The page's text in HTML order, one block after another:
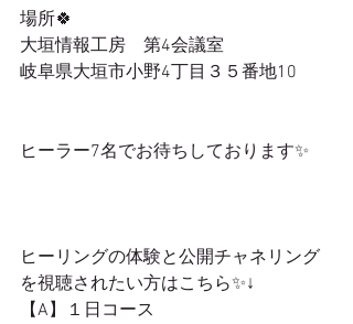
場所🍀
大垣情報工房　第4会議室
岐阜県大垣市小野4丁目３５番地10
ヒーラー7名でお待ちしております✨
ヒーリングの体験と公開チャネリング
を視聴されたい方はこちら✨↓
【A】１日コース